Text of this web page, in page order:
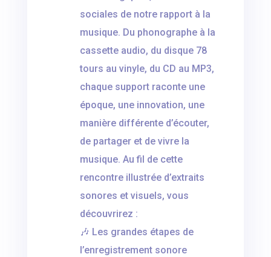
sociales de notre rapport à la
musique. Du phonographe à la
cassette audio, du disque 78
tours au vinyle, du CD au MP3,
chaque support raconte une
époque, une innovation, une
manière différente d’écouter,
de partager et de vivre la
musique. Au fil de cette
rencontre illustrée d’extraits
sonores et visuels, vous
découvrirez :
🎶 Les grandes étapes de
l’enregistrement sonore